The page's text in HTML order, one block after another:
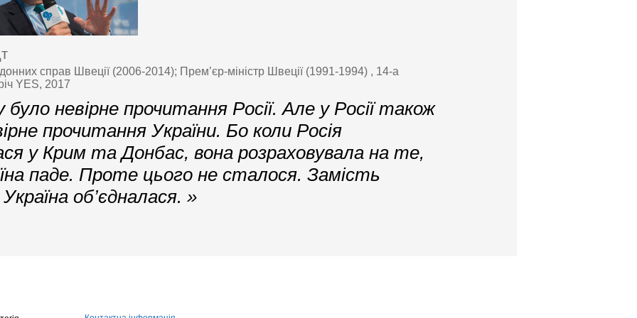
справ Швеції (2006-2014); Прем’єр-міністр Швеції (1991-1994) , 14-а
YES, 2017
було невірне прочитання Росії. Але у Росії також
прочитання України. Бо коли Росія
у Крим та Донбас, вона розраховувала на те,
паде. Проте цього не сталося. Замість
об’єдналася. »